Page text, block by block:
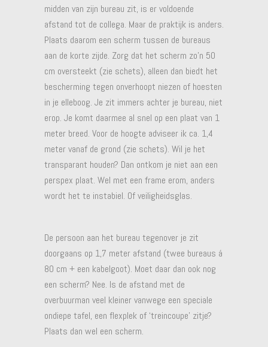
midden van zijn bureau zit, is er voldoende
afstand tot de collega. Maar de praktijk is anders.
Plaats daarom een scherm tussen de bureaus
aan de korte zijde. Zorg dat het scherm zo’n 50
cm oversteekt (zie schets), alleen dan biedt het
bescherming tegen onverhoopt niezen of hoesten
in je elleboog. Je zit immers achter je bureau, niet
erop. Je komt daarmee al snel op een plaat van 1
meter breed. Voor de hoogte adviseer ik ca. 1,4
meter vanaf de grond (zie schets). Wil je het
transparant houden? Dan ontkom je niet aan een
perspex plaat. Wel met een frame erom, anders
wordt het te instabiel. Of veiligheidsglas.
De persoon aan het bureau tegenover je zit
doorgaans op 1,7 meter afstand (twee bureaus á
80 cm + een kabelgoot). Moet daar dan ook nog
een scherm? Nee. Is de afstand met de
overbuurman veel kleiner vanwege een speciale
ondiepe tafel, een flexplek of ‘treincoupe’ zitje?
Plaats dan wel een scherm.